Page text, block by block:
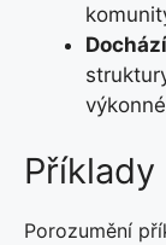
Příklady
Porozumění